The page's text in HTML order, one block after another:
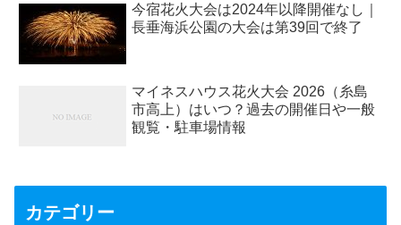
今宿花火大会は2024年以降開催なし｜
長垂海浜公園の大会は第39回で終了
マイネスハウス花火大会 2026（糸島
市高上）はいつ？過去の開催日や一般
観覧・駐車場情報
カテゴリー